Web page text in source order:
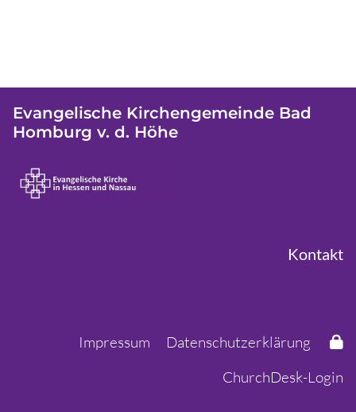
Evangelische Kirchengemeinde Bad
Homburg v. d. Höhe
Kontakt
Impressum
Datenschutzerklärung
ChurchDesk-Login